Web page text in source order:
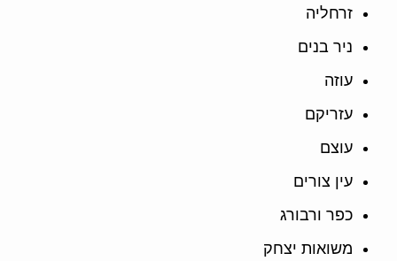
זרחליה
ניר בנים
עוזה
עזריקם
עוצם
עין צורים
כפר ורבורג
משואות יצחק